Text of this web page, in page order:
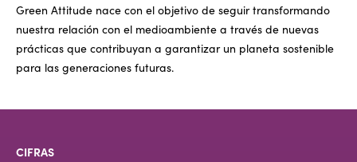
Green Attitude nace con el objetivo de seguir transformando
nuestra relación con el medioambiente a través de nuevas
prácticas que contribuyan a garantizar un planeta sostenible
para las generaciones futuras.
CIFRAS